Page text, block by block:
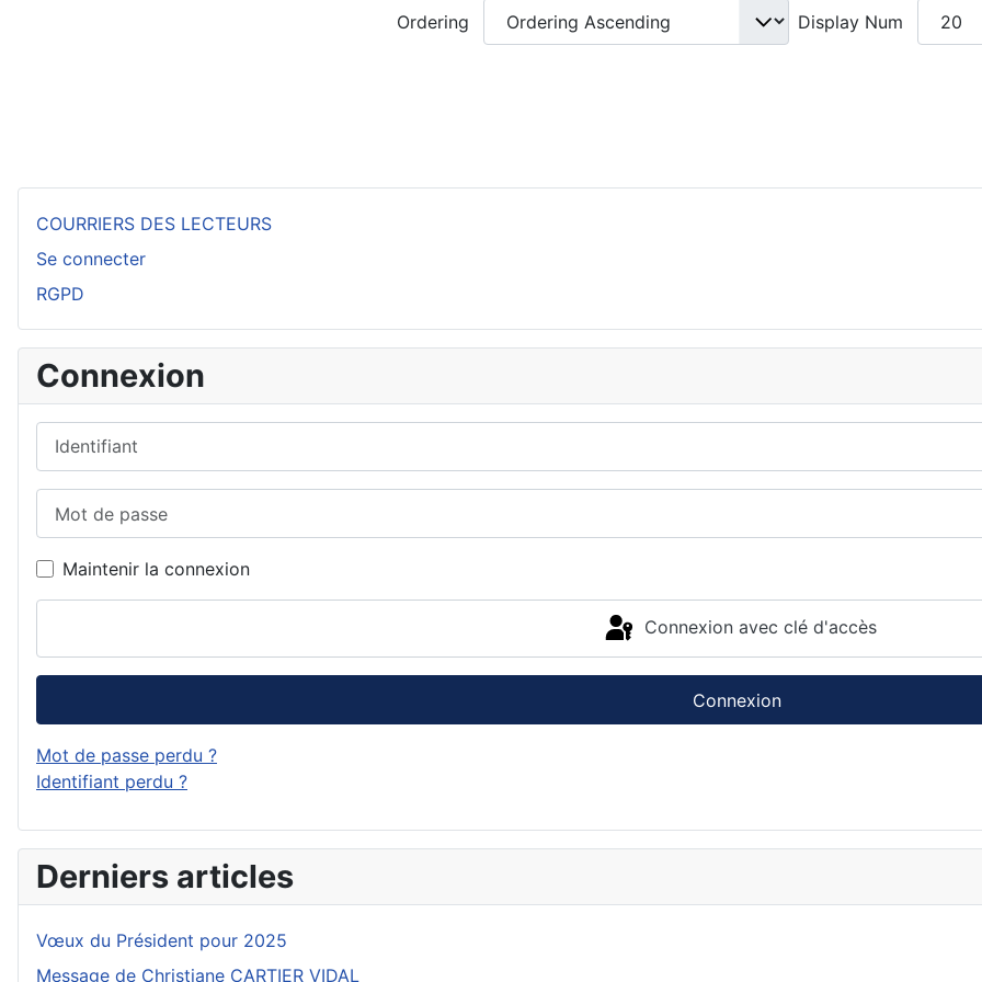
COURRIERS DES LECTEURS
Se connecter
RGPD
Connexion
Maintenir la connexion
Connexion avec clé d'accès
Connexion
Mot de passe perdu ?
Identifiant perdu ?
Derniers articles
Vœux du Président pour 2025
Message de Christiane CARTIER VIDAL
Ordering Display Num